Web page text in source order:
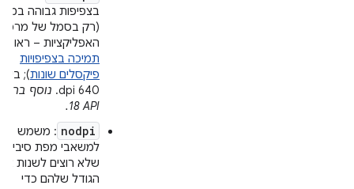
בצפיפות גבוהה
(רק בסמל של מרכז
האפליקציות – ראו
תמיכה בצפיפויות
פיקסלים שונות);
640 dpi.
נוסף
API‏ 18.
nodpi : משמש
למשאבי מפת סיביות
שלא רוצים לשנות
הגודל שלהם כדי